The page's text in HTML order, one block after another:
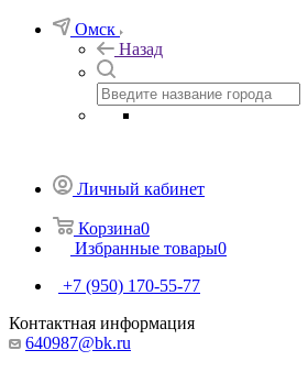
Омск
Назад
Личный кабинет
Корзина0
Избранные товары0
+7 (950) 170-55-77
Контактная информация
640987@bk.ru